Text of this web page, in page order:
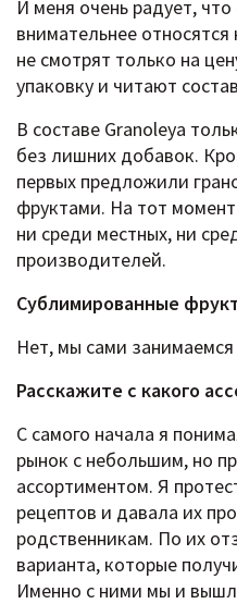
И меня очень радует,
внимательнее
не смотрят только на
упаковку и читают
В составе Granoleya
без лишних добавок.
первых предложили
фруктами. На тот
ни среди местных, ни
производителей.
Сублимированные
Нет, мы сами
Расскажите c какого
С самого начала я
рынок с небольшим, но
ассортиментом. Я
рецептов и давала их
родственникам. По их
варианта, которые
Именно с ними мы и